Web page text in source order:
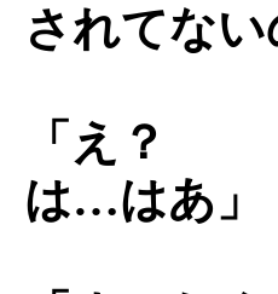
されてない
「え？
は…はあ」